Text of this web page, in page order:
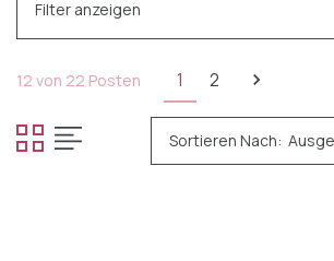
Filter anzeigen
Kategorien
Besteck
12 von 22 Posten 1 2
Sortieren Nach: